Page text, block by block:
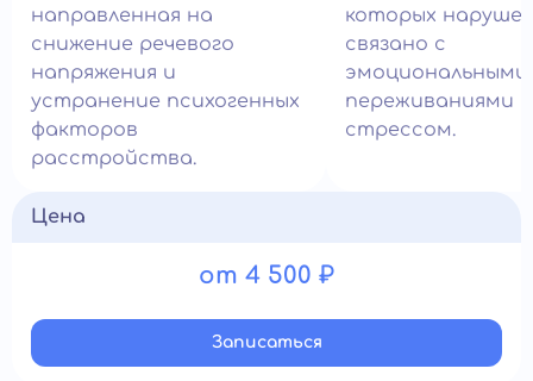
направленная на
снижение речевого
напряжения и
устранение психогенных
факторов
расстройства.
которых
связано с
эмоциональными
переживаниями и
стрессом.
Цена
от 4 500 ₽
Записатьcя